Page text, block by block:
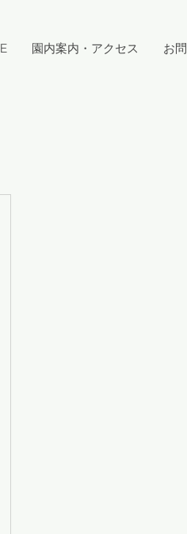
園内案内・アクセス お